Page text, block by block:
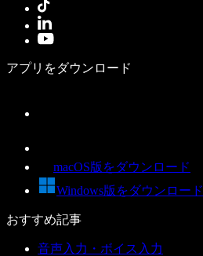
アプリをダウンロード
macOS版をダウンロード
Windows版をダウンロード
おすすめ記事
音声入力・ボイス入力